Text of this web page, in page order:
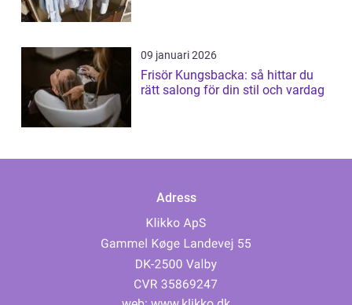
09 januari 2026
Frisör Kungsbacka: så hittar du
rätt salong för din stil och vardag
Adress